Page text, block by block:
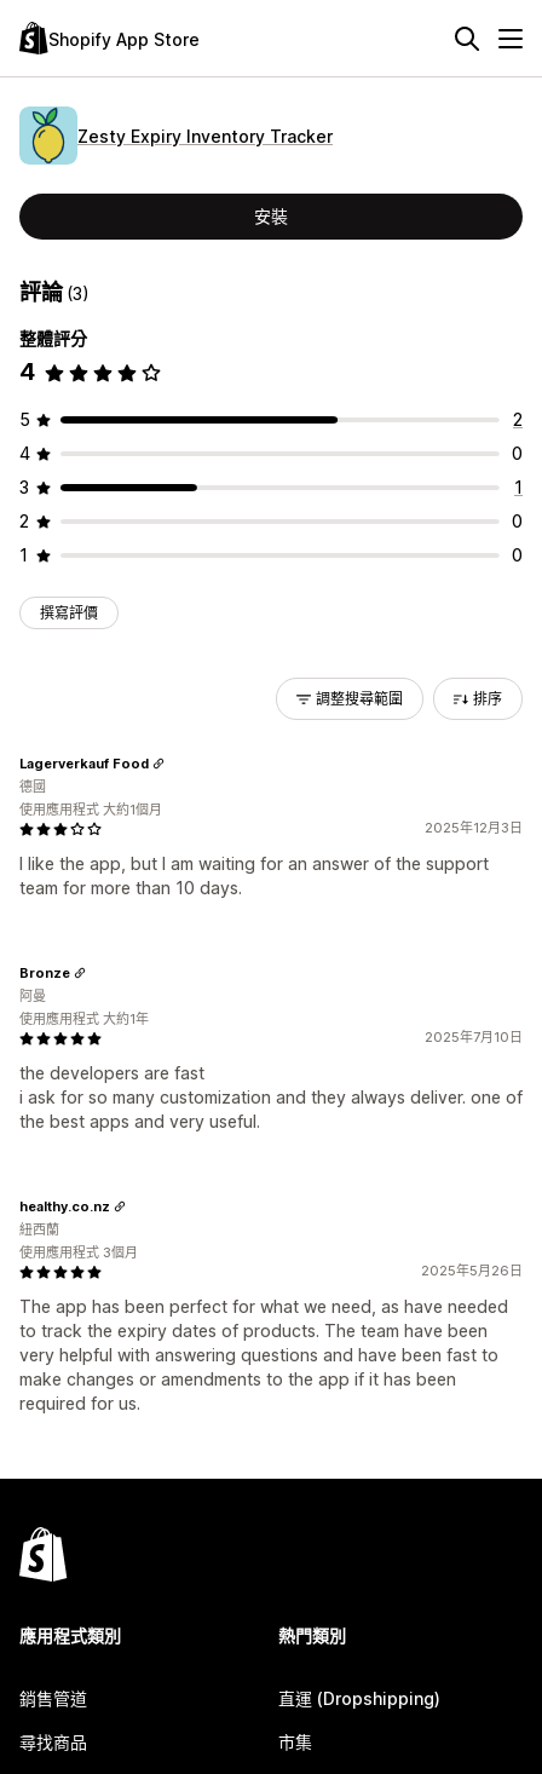
Shopify App Store
Zesty Expiry Inventory Tracker
安裝
評論(3)
整體評分
4
5
2
4
0
3
1
2
0
1
0
撰寫評價
調整搜尋範圍 排序
2025年12月3日
I like the app, but I am waiting for an answer of the support
team for more than 10 days.
Lagerverkauf Food
德國
使用應用程式 大約1個月
2025年7月10日
the developers are fast
i ask for so many customization and they always deliver. one of
the best apps and very useful.
Bronze
阿曼
使用應用程式 大約1年
2025年5月26日
The app has been perfect for what we need, as have needed
to track the expiry dates of products. The team have been
very helpful with answering questions and have been fast to
make changes or amendments to the app if it has been
required for us.
healthy.co.nz
紐西蘭
使用應用程式 3個月
應用程式類別
銷售管道
尋找商品
熱門類別
直運 (Dropshipping)
市集